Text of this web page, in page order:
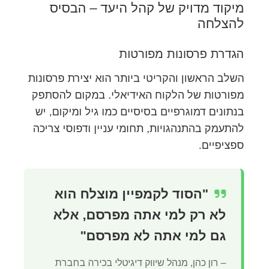
מיקוד מדויק של קהל היעד – הבסיס
להצלחה
הגדרת פרסונות מפורטות
השלב הראשון והקריטי ביותר הוא יצירת פרסונות
מפורטות של הלקוח האידיאלי. במקום להסתפק
בנתונים דמוגרפיים בסיסיים כמו גיל ומיקום, יש
להתעמק בהתנהגויות, תחומי עניין ודפוסי צריכה
ספציפיים.
"הסוד לקמפיין מוצלח הוא
לא רק למי אתה מפרסם, אלא
גם למי אתה לא מפרסם"
– רון כהן, מנהל שיווק דיגיטלי בכירה בחברת